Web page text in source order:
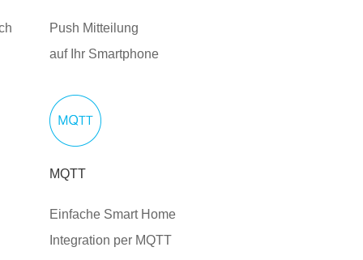
Push Mitteilung
auf Ihr Smartphone
MQTT
Einfache Smart Home
Integration per MQTT